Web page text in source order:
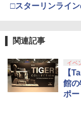
□スターリンライ
関連記事
イベ
【
館
ポー